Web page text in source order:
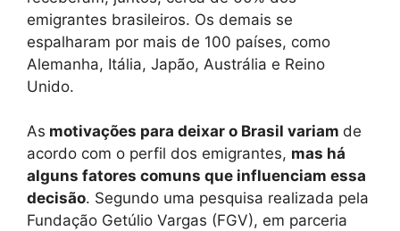
emigrantes brasileiros. Os demais se
espalharam por mais de 100 países, como
Alemanha, Itália, Japão, Austrália e Reino
Unido.
As motivações para deixar o Brasil variam de
acordo com o perfil dos emigrantes, mas há
alguns fatores comuns que influenciam essa
decisão. Segundo uma pesquisa realizada pela
Fundação Getúlio Vargas (FGV), em parceria